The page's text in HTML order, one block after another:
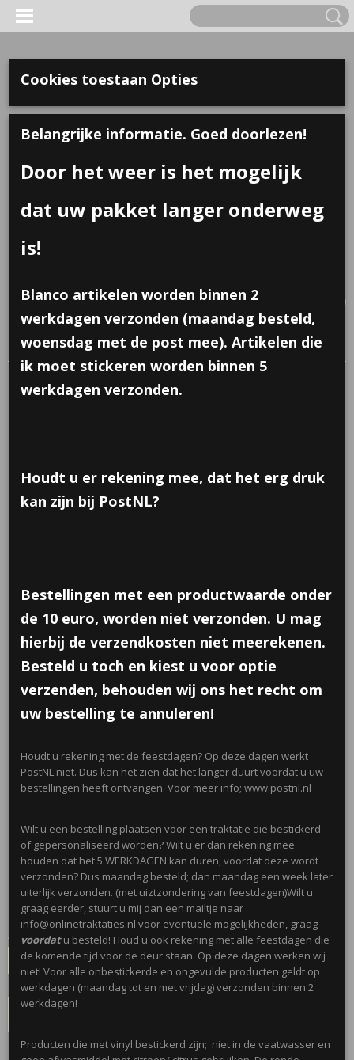
Geen producten
(0)
Home>Uitdelen >Sleutelhanger kompas, klein
Sleutelhanger kompas,
klein
€ 0,60 per stuk
Minimum aantal is 6 voor (inclusief btw 21%)
Op voorraad- Levertijd 2 werkdagen
Aantal
IN WINKELWAGEN
Cookies toestaan Opties
Belangrijke informatie. Goed doorlezen!
Door het weer is het mogelijk
dat uw pakket langer onderweg
is!
Blanco artikelen worden binnen 2
werkdagen verzonden (maandag besteld,
woensdag met de post mee). Artikelen die
ik moet stickeren worden binnen 5
werkdagen verzonden.
Houdt u er rekening mee, dat het erg druk
kan zijn bij PostNL?
Bestellingen met een productwaarde onder
de 10 euro, worden niet verzonden. U mag
hierbij de verzendkosten niet meerekenen.
Besteld u toch en kiest u voor optie
verzenden, behouden wij ons het recht om
uw bestelling te annuleren!
Houdt u rekening met de feestdagen? Op deze dagen werkt
PostNL niet. Dus kan het zien dat het langer duurt voordat u uw
bestellingen heeft ontvangen. Voor meer info; www.postnl.nl
Wilt u een bestelling plaatsen voor een traktatie die bestickerd
of gepersonaliseerd worden? Wilt u er dan rekening mee
houden dat het 5 WERKDAGEN kan duren, voordat deze wordt
verzonden? Dus maandag besteld; dan maandag een week later
uiterlijk verzonden. (met uiztzondering van feestdagen)Wilt u
graag eerder, stuurt u mij dan een mailtje naar
info@onlinetraktaties.nl voor eventuele mogelijkheden, graag
voordatu besteld! Houd u ook rekening met alle feestdagen die
de komende tijd voor de deur staan. Op deze dagen werken wij
niet! Voor alle onbestickerde en ongevulde producten geldt op
werkdagen (maandag tot en met vrijdag) verzonden binnen 2
werkdagen!
Producten die met vinyl bestickerd zijn; niet in de vaatwasser en